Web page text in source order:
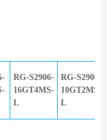
RG-S2906-
16GT4MS-
L
RG-S2906-
10GT2MS-
L